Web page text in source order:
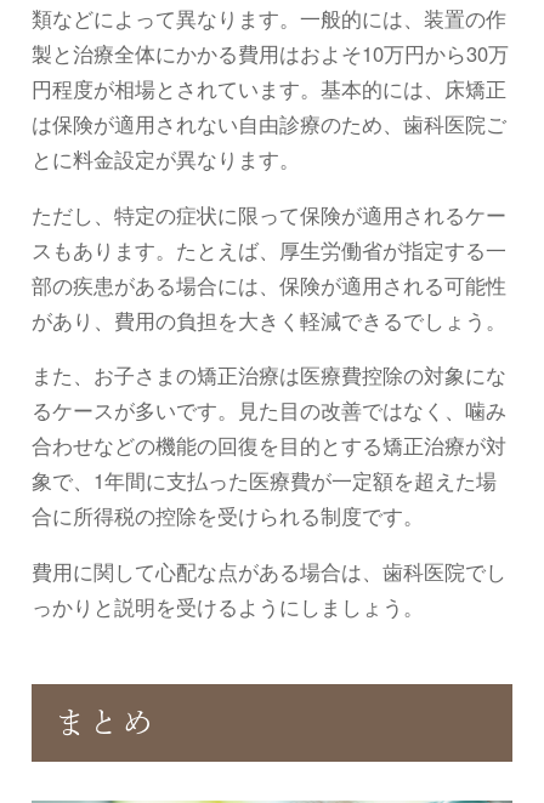
類などによって異なります。一般的には、装置の作
製と治療全体にかかる費用はおよそ10万円から30万
円程度が相場とされています。基本的には、床矯正
は保険が適用されない自由診療のため、歯科医院ご
とに料金設定が異なります。
ただし、特定の症状に限って保険が適用されるケー
スもあります。たとえば、厚生労働省が指定する一
部の疾患がある場合には、保険が適用される可能性
があり、費用の負担を大きく軽減できるでしょう。
また、お子さまの矯正治療は医療費控除の対象にな
るケースが多いです。見た目の改善ではなく、噛み
合わせなどの機能の回復を目的とする矯正治療が対
象で、1年間に支払った医療費が一定額を超えた場
合に所得税の控除を受けられる制度です。
費用に関して心配な点がある場合は、歯科医院でし
っかりと説明を受けるようにしましょう。
まとめ